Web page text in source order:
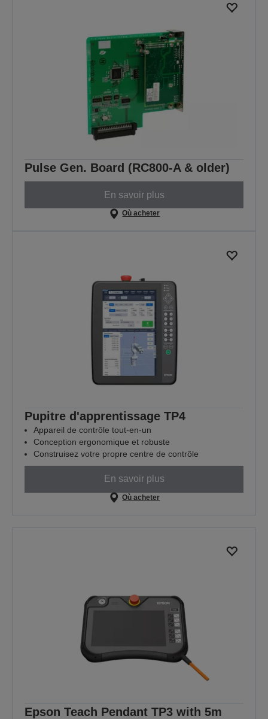
Pulse Gen. Board (RC800-A & older)
En savoir plus
Où acheter
Pupitre d'apprentissage TP4
Appareil de contrôle tout-en-un
Conception ergonomique et robuste
Construisez votre propre centre de contrôle
En savoir plus
Où acheter
Epson Teach Pendant TP3 with 5m